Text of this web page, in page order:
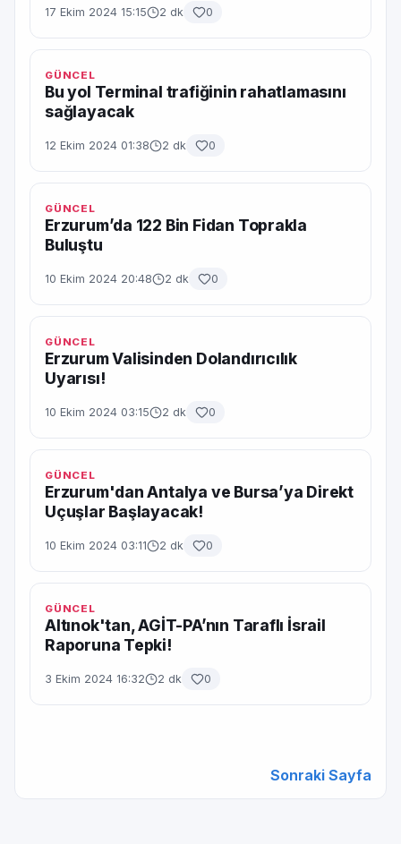
17 Ekim 2024 15:15 2 dk 0
GÜNCEL
Bu yol Terminal trafiğinin rahatlamasını
sağlayacak
12 Ekim 2024 01:38 2 dk 0
GÜNCEL
Erzurum’da 122 Bin Fidan Toprakla
Buluştu
10 Ekim 2024 20:48 2 dk 0
GÜNCEL
Erzurum Valisinden Dolandırıcılık
Uyarısı!
10 Ekim 2024 03:15 2 dk 0
GÜNCEL
Erzurum'dan Antalya ve Bursa’ya Direkt
Uçuşlar Başlayacak!
10 Ekim 2024 03:11 2 dk 0
GÜNCEL
Altınok'tan, AGİT-PA’nın Taraflı İsrail
Raporuna Tepki!
3 Ekim 2024 16:32 2 dk 0
Sonraki Sayfa